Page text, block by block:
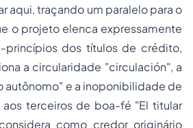
aqui, traçando um paralelo para o
o projeto elenca expressamente
princípios dos títulos de crédito,
a circularidade "circulación", a
autônomo" e a inoponibilidade de
aos terceiros de boa-fé "El titular
como credor originário